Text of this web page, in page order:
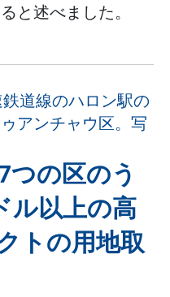
と述べました。
つの区のう
ル以上の高
トの用地取